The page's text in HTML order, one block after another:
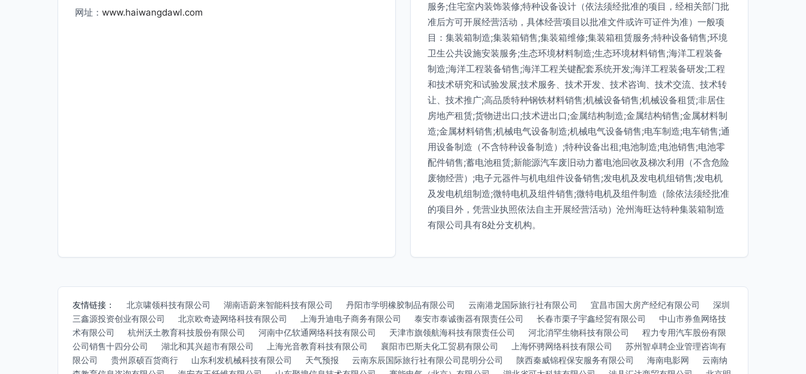
网址： www.haiwangdawl.com
服务;住宅室内装饰装修;特种设备设计（依法须经批准的项目，经相关部门批
准后方可开展经营活动，具体经营项目以批准文件或许可证件为准）一般项
目：集装箱制造;集装箱销售;集装箱维修;集装箱租赁服务;特种设备销售;环境
卫生公共设施安装服务;生态环境材料制造;生态环境材料销售;海洋工程装备
制造;海洋工程装备销售;海洋工程关键配套系统开发;海洋工程装备研发;工程
和技术研究和试验发展;技术服务、技术开发、技术咨询、技术交流、技术转
让、技术推广;高品质特种钢铁材料销售;机械设备销售;机械设备租赁;非居住
房地产租赁;货物进出口;技术进出口;金属结构制造;金属结构销售;金属材料制
造;金属材料销售;机械电气设备制造;机械电气设备销售;电车制造;电车销售;通
用设备制造（不含特种设备制造）;特种设备出租;电池制造;电池销售;电池零
配件销售;蓄电池租赁;新能源汽车废旧动力蓄电池回收及梯次利用（不含危险
废物经营）;电子元器件与机电组件设备销售;发电机及发电机组销售;发电机
及发电机组制造;微特电机及组件销售;微特电机及组件制造（除依法须经批准
的项目外，凭营业执照依法自主开展经营活动）沧州海旺达特种集装箱制造
有限公司具有8处分支机构。
友情链接： 北京啸领科技有限公司 湖南语蔚来智能科技有限公司 丹阳市学明橡胶制品有限公司 云南港龙国际旅行社有限公司 宜昌市国大房产经纪有限公司
深圳
三鑫源投资创业有限公司
北京欧奇迹网络科技有限公司 上海升迪电子商务有限公司 泰安市泰诚衡器有限责任公司 长春市栗子宇鑫经贸有限公司
中山市券鱼网络技
术有限公司
杭州沃土教育科技股份有限公司 河南中亿软通网络科技有限公司 天津市旗领航海科技有限责任公司 河北消罕生物科技有限公司
程力专用汽车股份有限
公司销售十四分公司
湖北和其兴超市有限公司 上海光音教育科技有限公司 襄阳市巴斯夫化工贸易有限公司 上海怀骋网络科技有限公司
苏州智卓聘企业管理咨询有
限公司
贵州原硕百货商行 山东利发机械科技有限公司 天气预报 云南东辰国际旅行社有限公司昆明分公司 陕西秦威锦程保安服务有限公司 海南电影网
云南纳